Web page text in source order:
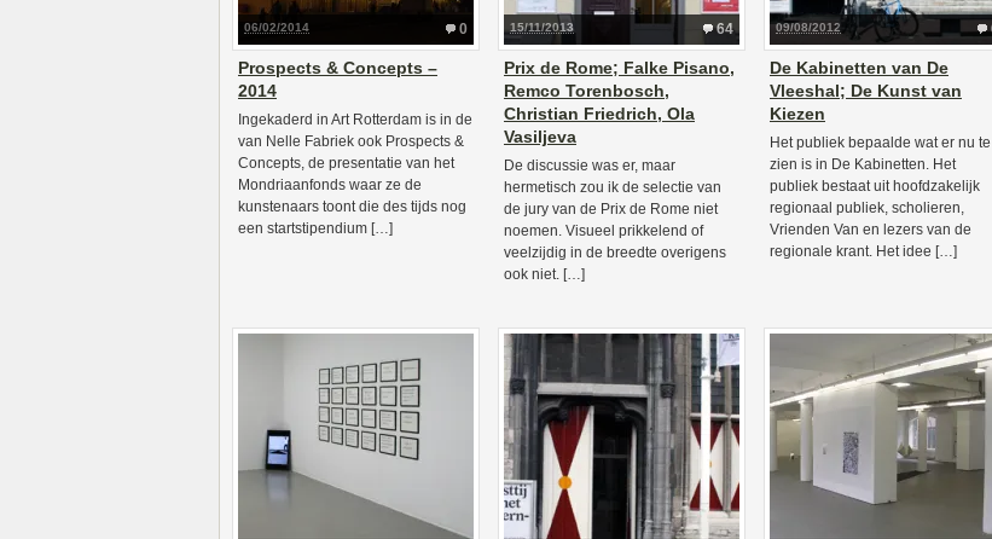
0
06/02/2014
Prospects & Concepts –
2014
Ingekaderd in Art Rotterdam is in de
van Nelle Fabriek ook Prospects &
Concepts, de presentatie van het
Mondriaanfonds waar ze de
kunstenaars toont die des tijds nog
een startstipendium […]
64
15/11/2013
Prix de Rome; Falke Pisano,
Remco Torenbosch,
Christian Friedrich, Ola
Vasiljeva
De discussie was er, maar
hermetisch zou ik de selectie van
de jury van de Prix de Rome niet
noemen. Visueel prikkelend of
veelzijdig in de breedte overigens
ook niet. […]
09/08/2012
De Kabinetten van De
Vleeshal; De Kunst van
Kiezen
Het publiek bepaalde wat er nu te
zien is in De Kabinetten. Het
publiek bestaat uit hoofdzakelijk
regionaal publiek, scholieren,
Vrienden Van en lezers van de
regionale krant. Het idee […]